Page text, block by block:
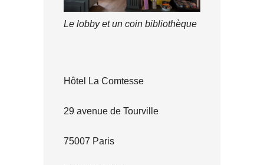
Le lobby et un coin bibliothèque
Hôtel La Comtesse
29 avenue de Tourville
75007 Paris